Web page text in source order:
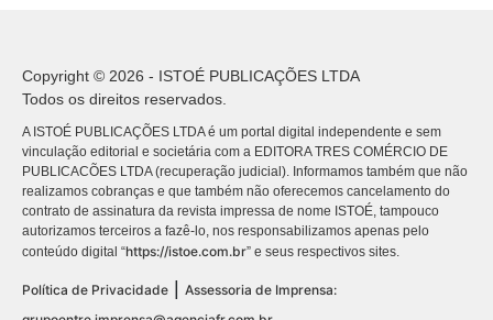
Copyright © 2026 - ISTOÉ PUBLICAÇÕES LTDA
Todos os direitos reservados.
A ISTOÉ PUBLICAÇÕES LTDA é um portal digital independente e sem
vinculação editorial e societária com a EDITORA TRES COMÉRCIO DE
PUBLICACÕES LTDA (recuperação judicial). Informamos também que não
realizamos cobranças e que também não oferecemos cancelamento do
contrato de assinatura da revista impressa de nome ISTOÉ, tampouco
autorizamos terceiros a fazê-lo, nos responsabilizamos apenas pelo
conteúdo digital “https://istoe.com.br” e seus respectivos sites.
Política de Privacidade
Assessoria de Imprensa: